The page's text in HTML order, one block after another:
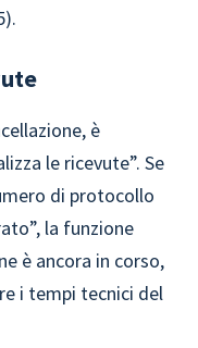
è
le ricevute”. Se
di protocollo
la funzione
è ancora in corso,
i tempi tecnici del